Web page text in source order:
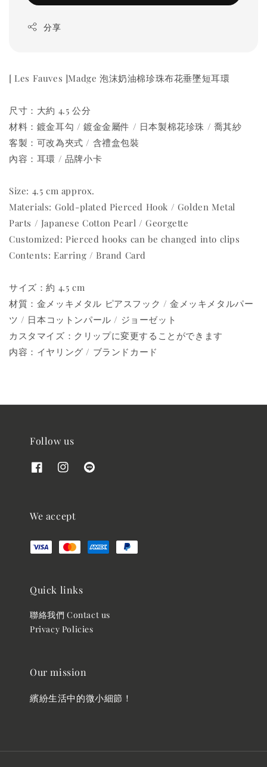
分享
[ Les Fauves ]Madge 泡沫奶油棉珍珠布花垂墜短耳環
尺寸：大約 4.5 公分
材料：鍍金耳勾 / 鍍金金屬件 / 日本製棉花珍珠 / 喬其紗
客製：可改為夾式 / 含禮盒包裝
內容：耳環 / 品牌小卡
Size: 4.5 cm approx.
Materials: Gold-plated Pierced Hook / Golden Metal
Parts / Japanese Cotton Pearl / Georgette
Customized: Pierced hooks can be changed into clips
Contents: Earring / Brand Card
サイズ：約 4.5 cm
材質：金メッキメタル ピアスフック / 金メッキメタルパー
ツ / 日本コットンパール / ジョーゼット
カスタマイズ：クリップに変更することができます
内容：イヤリング / ブランドカード
Follow us
We accept
Quick links
聯絡我們 Contact us
Privacy Policies
Our mission
繽紛生活中的微小細節！